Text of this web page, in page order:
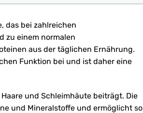
das bei zahlreichen
zu einem normalen
aus der täglichen Ernährung.
Funktion bei und ist daher eine
und Schleimhäute beiträgt. Die
und Mineralstoffe und ermöglicht so